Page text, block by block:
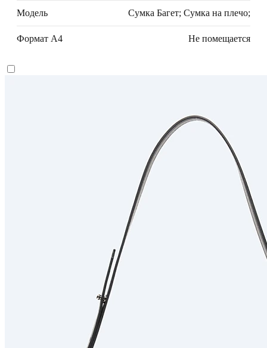
Модель Сумка Багет; Сумка на плечо;
Формат А4 Не помещается